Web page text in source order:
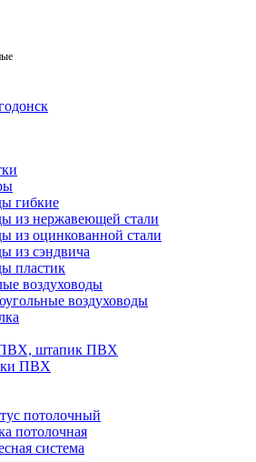
гибкие
из нержавеющей стали
из оцинкованной стали
из сэндвича
пластик
воздуховоды
воздуховоды
штапик ПВХ
ПВХ
потолочный
потолочная
система